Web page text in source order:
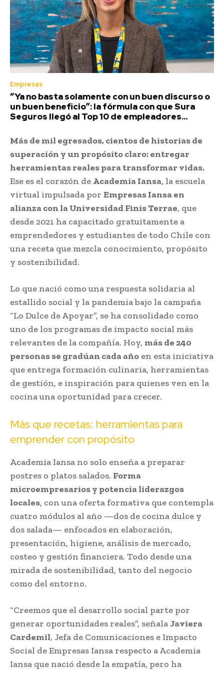
Empresas
“Ya no basta solamente con un buen discurso o
un buen beneficio”: la fórmula con que Sura
Seguros llegó al Top 10 de empleadores...
Más de mil egresados, cientos de historias de
superación y un propósito claro: entregar
herramientas reales para transformar vidas.
Ese es el corazón de Academia Iansa, la escuela
virtual impulsada por Empresas Iansa en
alianza con la Universidad Finis Terrae, que
desde 2021 ha capacitado gratuitamente a
emprendedores y estudiantes de todo Chile con
una receta que mezcla conocimiento, propósito
y sostenibilidad.
Lo que nació como una respuesta solidaria al
estallido social y la pandemia bajo la campaña
“Lo Dulce de Apoyar”, se ha consolidado como
uno de los programas de impacto social más
relevantes de la compañía. Hoy, más de 240
personas se gradúan cada año en esta iniciativa
que entrega formación culinaria, herramientas
de gestión, e inspiración para quienes ven en la
cocina una oportunidad para crecer.
Más que recetas: herramientas para
emprender con propósito
Academia Iansa no solo enseña a preparar
postres o platos salados. Forma
microempresarios y potencia liderazgos
locales, con una oferta formativa que contempla
cuatro módulos al año —dos de cocina dulce y
dos salada— enfocados en elaboración,
presentación, higiene, análisis de mercado,
costeo y gestión financiera. Todo desde una
mirada de sostenibilidad, tanto del negocio
como del entorno.
“Creemos que el desarrollo social parte por
generar oportunidades reales”, señalaJaviera
Cardemil, Jefa de Comunicaciones e Impacto
Social de Empresas Iansa respecto a Academia
Iansa que nació desde la empatía, pero ha